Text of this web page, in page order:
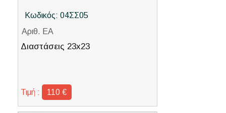
Κωδικός: 04ΣΣ05
Αριθ. ΕΑ
Διαστάσεις 23x23
Τιμή : 110 €